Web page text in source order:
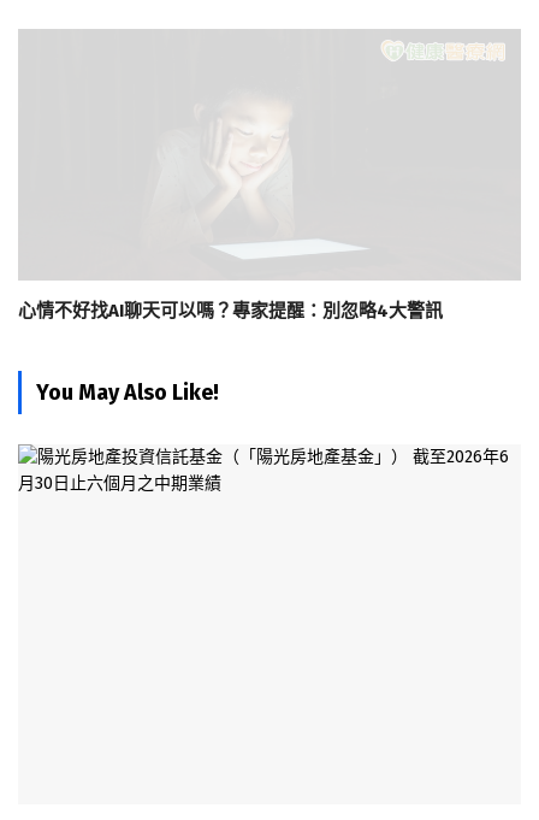
心情不好找AI聊天可以嗎？專家提醒：別忽略4大警訊
You May Also Like!